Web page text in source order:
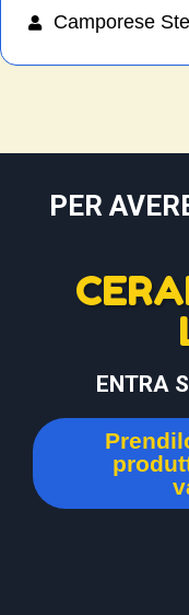
Camporese
PER
ENTRA